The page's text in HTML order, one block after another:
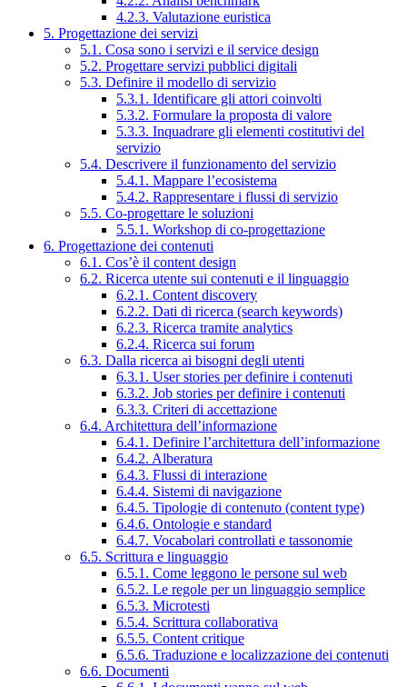
4.2.3. Valutazione euristica
5. Progettazione dei servizi
5.1. Cosa sono i servizi e il service design
5.2. Progettare servizi pubblici digitali
5.3. Definire il modello di servizio
5.3.1. Identificare gli attori coinvolti
5.3.2. Formulare la proposta di valore
5.3.3. Inquadrare gli elementi costitutivi del
servizio
5.4. Descrivere il funzionamento del servizio
5.4.1. Mappare l’ecosistema
5.4.2. Rappresentare i flussi di servizio
5.5. Co-progettare le soluzioni
5.5.1. Workshop di co-progettazione
6. Progettazione dei contenuti
6.1. Cos’è il content design
6.2. Ricerca utente sui contenuti e il linguaggio
6.2.1. Content discovery
6.2.2. Dati di ricerca (search keywords)
6.2.3. Ricerca tramite analytics
6.2.4. Ricerca sui forum
6.3. Dalla ricerca ai bisogni degli utenti
6.3.1. User stories per definire i contenuti
6.3.2. Job stories per definire i contenuti
6.3.3. Criteri di accettazione
6.4. Architettura dell’informazione
6.4.1. Definire l’architettura dell’informazione
6.4.2. Alberatura
6.4.3. Flussi di interazione
6.4.4. Sistemi di navigazione
6.4.5. Tipologie di contenuto (content type)
6.4.6. Ontologie e standard
6.4.7. Vocabolari controllati e tassonomie
6.5. Scrittura e linguaggio
6.5.1. Come leggono le persone sul web
6.5.2. Le regole per un linguaggio semplice
6.5.3. Microtesti
6.5.4. Scrittura collaborativa
6.5.5. Content critique
6.5.6. Traduzione e localizzazione dei contenuti
6.6. Documenti